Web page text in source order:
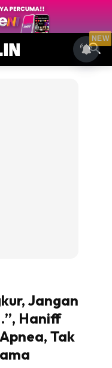
Jangan
Haniff
Tak
NEW